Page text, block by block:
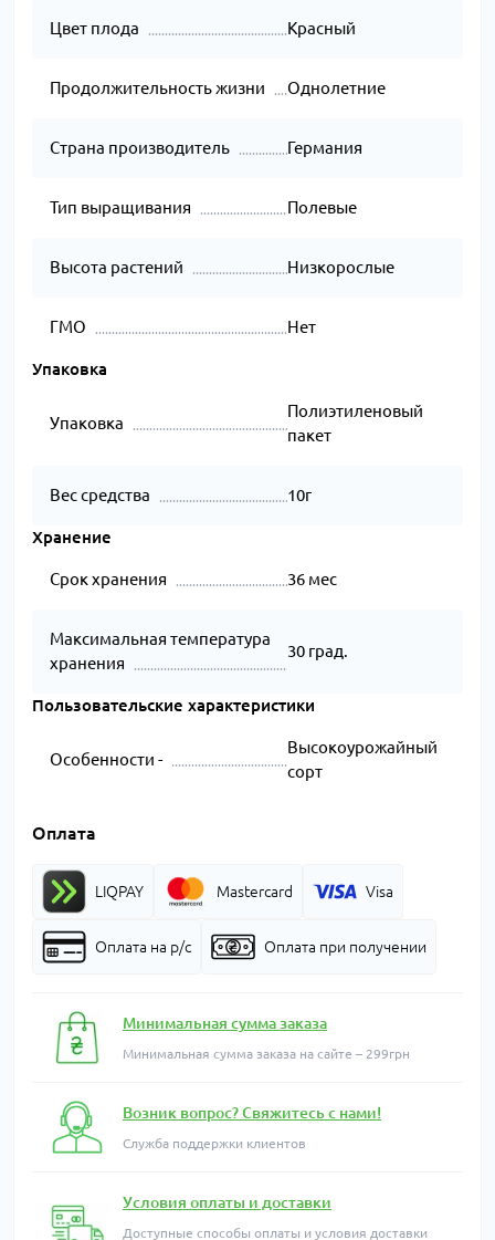
Цвет плода Красный
Продолжительность жизни Однолетние
Страна производитель Германия
Тип выращивания Полевые
Высота растений Низкорослые
ГМО Нет
Упаковка
Упаковка
Полиэтиленовый
пакет
Вес средства 10г
Хранение
Срок хранения 36 мес
Максимальная температура
хранения
30 град.
Пользовательские характеристики
Особенности -
Высокоурожайный
сорт
Оплата
LIQPAY Mastercard Visa
Оплата на р/с Оплата при получении
Минимальная сумма заказа
Минимальная сумма заказа на сайте – 299грн
Возник вопрос? Свяжитесь с нами!
Служба поддержки клиентов
Условия оплаты и доставки
Доступные способы оплаты и условия доставки